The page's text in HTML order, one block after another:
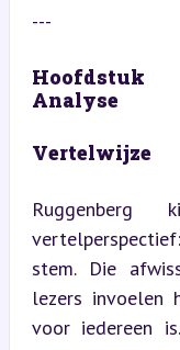
---
Hoofdstuk
Analyse
Vertelwijze
stem. Die
lezers invoelen
voor iedereen